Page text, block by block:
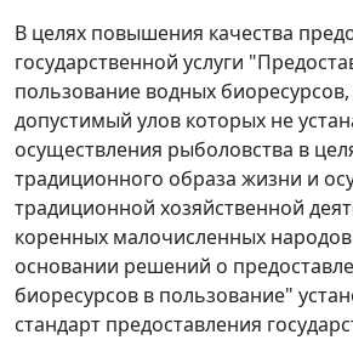
В целях повышения качества
государственной услуги
пользование водных
допустимый улов которых не
осуществления рыболовства в
традиционного образа жизни и
традиционной хозяйственной
коренных малочисленных
основании решений о
биоресурсов в пользование"
стандарт предоставления